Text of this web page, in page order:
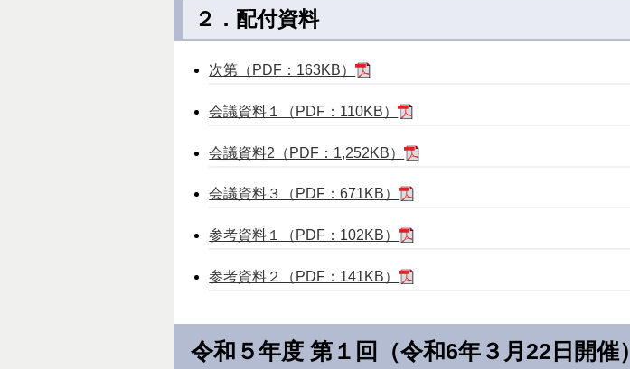
２．配付資料
次第（PDF：163KB）
会議資料１（PDF：110KB）
会議資料2（PDF：1,252KB）
会議資料３（PDF：671KB）
参考資料１（PDF：102KB）
参考資料２（PDF：141KB）
令和５年度 第１回（令和6年３月22日開催）